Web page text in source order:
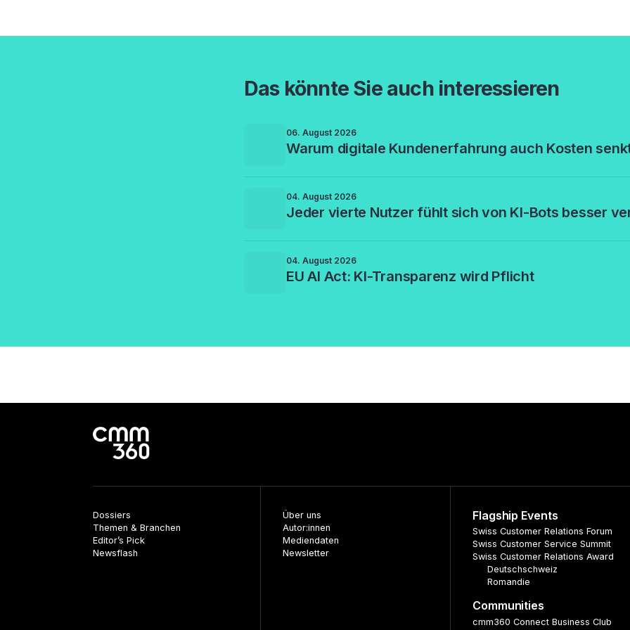
Das könnte Sie auch interessieren
06. August 2026
Warum digitale Kundenerfahrung auch Kosten
04. August 2026
Jeder vierte Nutzer fühlt sich von KI-Bots besser
04. August 2026
EU AI Act: KI-Transparenz wird Pflicht
Dossiers
Themen & Branchen
Editor’s Pick
Newsflash
Über uns
Autor:innen
Mediendaten
Newsletter
Flagship Events
Swiss Customer Relations Forum
Swiss Customer Service Summit
Swiss Customer Relations Award
Deutschschweiz
Romandie
Communities
cmm360 Connect Business Club